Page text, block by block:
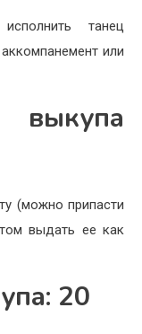
танец
или
(можно припасти
выдать ее как
20